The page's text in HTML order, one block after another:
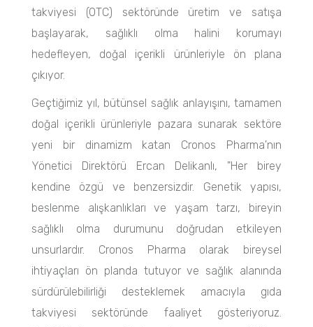
takviyesi (OTC) sektöründe üretim ve satışa
başlayarak, sağlıklı olma halini korumayı
hedefleyen, doğal içerikli ürünleriyle ön plana
çıkıyor.
Geçtiğimiz yıl, bütünsel sağlık anlayışını, tamamen
doğal içerikli ürünleriyle pazara sunarak sektöre
yeni bir dinamizm katan Cronos Pharma'nın
Yönetici Direktörü Ercan Delikanlı, "Her birey
kendine özgü ve benzersizdir. Genetik yapısı,
beslenme alışkanlıkları ve yaşam tarzı, bireyin
sağlıklı olma durumunu doğrudan etkileyen
unsurlardır. Cronos Pharma olarak bireysel
ihtiyaçları ön planda tutuyor ve sağlık alanında
sürdürülebilirliği desteklemek amacıyla gıda
takviyesi sektöründe faaliyet gösteriyoruz.